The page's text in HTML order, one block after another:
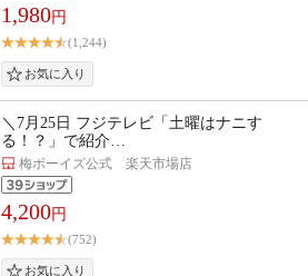
1,980円
(1,244)
＼7月25日 フジテレビ「土曜はナニす
る！？」で紹介…
梅ボーイズ公式 楽天市場店
4,200円
(752)